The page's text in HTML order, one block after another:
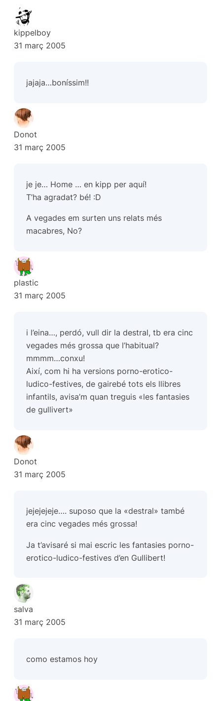
kippelboy
31 març 2005
jajaja…boníssim!!
Donot
31 març 2005
je je… Home … en kipp per aquí!
T’ha agradat? bé! :D
A vegades em surten uns relats més
macabres, No?
plastic
31 març 2005
i l’eina…, perdó, vull dir la destral, tb era cinc
vegades més grossa que l’habitual?
mmmm…conxu!
Així, com hi ha versions porno-erotico-
ludico-festives, de gairebé tots els llibres
infantils, avisa’m quan treguis «les fantasies
de gullivert»
Donot
31 març 2005
jejejejeje…. suposo que la «destral» també
era cinc vegades més grossa!
Ja t’avisaré si mai escric les fantasies porno-
erotico-ludico-festives d’en Gullibert!
salva
31 març 2005
como estamos hoy